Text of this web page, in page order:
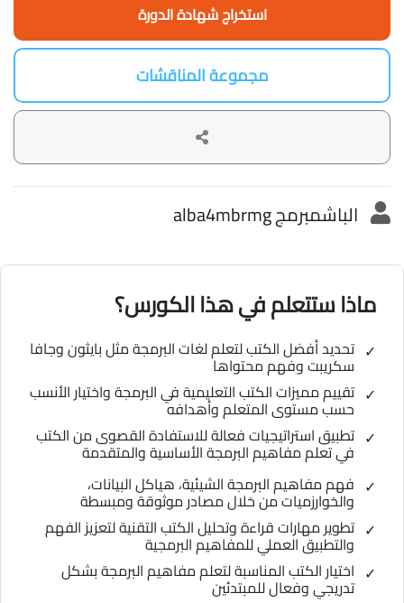
استخراج شهادة الدورة
مجموعة المناقشات
الباشمبرمج alba4mbrmg
ماذا ستتعلم في هذا الكورس؟
تحديد أفضل الكتب لتعلم لغات البرمجة مثل بايثون وجافا
سكريبت وفهم محتواها
تقييم مميزات الكتب التعليمية في البرمجة واختيار الأنسب
حسب مستوى المتعلم وأهدافه
تطبيق استراتيجيات فعالة للاستفادة القصوى من الكتب
في تعلم مفاهيم البرمجة الأساسية والمتقدمة
فهم مفاهيم البرمجة الشيئية، هياكل البيانات،
والخوارزميات من خلال مصادر موثوقة ومبسطة
تطوير مهارات قراءة وتحليل الكتب التقنية لتعزيز الفهم
والتطبيق العملي للمفاهيم البرمجية
اختيار الكتب المناسبة لتعلم مفاهيم البرمجة بشكل
تدريجي وفعال للمبتدئين